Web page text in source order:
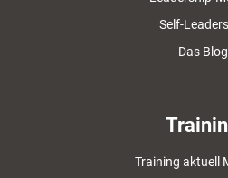
Self-
Das Blog
Training aktuell